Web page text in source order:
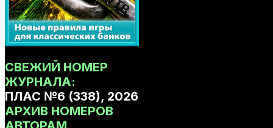
СВЕЖИЙ НОМЕР
ЖУРНАЛА:
ПЛАС №6 (338), 2026
АРХИВ НОМЕРОВ